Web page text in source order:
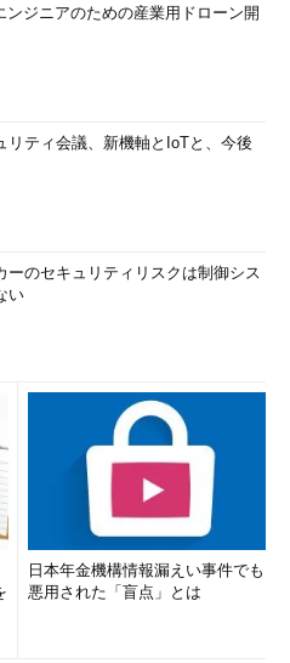
ンジニアのための産業用ドローン開
リティ会議、新機軸とIoTと、今後
ーのセキュリティリスクは制御シス
い
日本年金機構情報漏えい事件でも
悪用された「盲点」とは